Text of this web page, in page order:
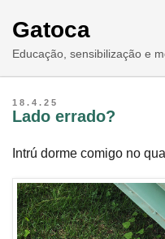
Gatoca
Educação, sensibilização e
18.4.25
Lado errado?
Intrú dorme comigo no